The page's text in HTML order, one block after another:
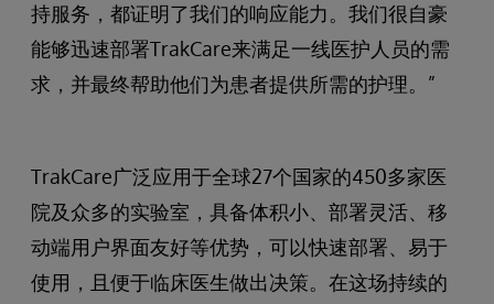
持服务，都证明了我们的响应能力。我们很自豪
能够迅速部署TrakCare来满足一线医护人员的需
求，并最终帮助他们为患者提供所需的护理。”
TrakCare广泛应用于全球27个国家的450多家医
院及众多的实验室，具备体积小、部署灵活、移
动端用户界面友好等优势，可以快速部署、易于
使用，且便于临床医生做出决策。在这场持续的